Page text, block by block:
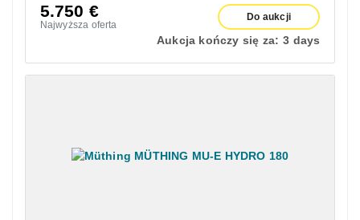
5.750 €
Najwyższa oferta
Do aukcji
Aukcja kończy się za: 3 days